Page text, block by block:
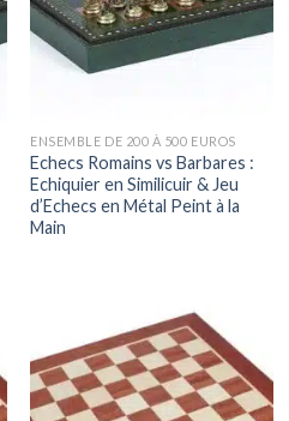
ENSEMBLE DE 200 À 500 EUROS
Echecs Romains vs Barbares :
Echiquier en Similicuir & Jeu
d’Echecs en Métal Peint à la
Main